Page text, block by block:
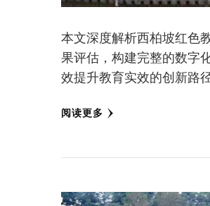
本文深度解析西柏坡红色
果评估，构建完整的数字
效提升教育实效的创新路
阅读更多